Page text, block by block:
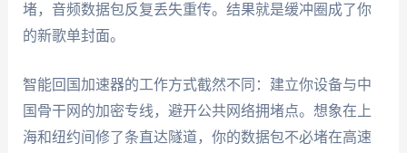
堵，音频数据包反复丢失重传。结果就是缓冲圈成了你
的新歌单封面。
智能回国加速器的工作方式截然不同：建立你设备与中
国骨干网的加密专线，避开公共网络拥堵点。想象在上
海和纽约间修了条直达隧道，你的数据包不必堵在高速